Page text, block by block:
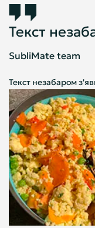
Текст
SubliMate team
Текст незабаром